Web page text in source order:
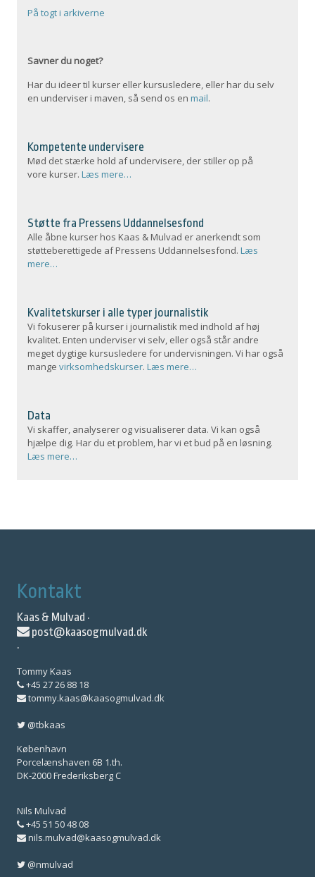
På togt i arkiverne
Savner du noget?
Har du ideer til kurser eller kursusledere, eller har du selv
en underviser i maven, så send os enmail.
Kompetente undervisere
Mød det stærke hold af undervisere, der stiller op på
vore kurser.Læs mere…
Støtte fra Pressens Uddannelsesfond
Alle åbne kurser hos Kaas & Mulvad er anerkendt som
støtteberettigede af Pressens Uddannelsesfond.Læs
mere…
Kvalitetskurser i alle typer journalistik
Vi fokuserer på kurser i journalistik med indhold af høj
kvalitet. Enten underviser vi selv, eller også står andre
meget dygtige kursusledere for undervisningen. Vi har også
mangevirksomhedskurser.Læs mere…
Data
Vi skaffer, analyserer og visualiserer data. Vi kan også
hjælpe dig. Har du et problem, har vi et bud på en løsning.
Læs mere…
Kontakt
Kaas & Mulvad ·
post@kaasogmulvad.dk
·
Tommy Kaas
+45 27 26 88 18
tommy.kaas@kaasogmulvad.dk
@tbkaas
København
Porcelænshaven 6B 1.th.
DK-2000 Frederiksberg C
Nils Mulvad
+45 51 50 48 08
nils.mulvad@kaasogmulvad.dk
@nmulvad